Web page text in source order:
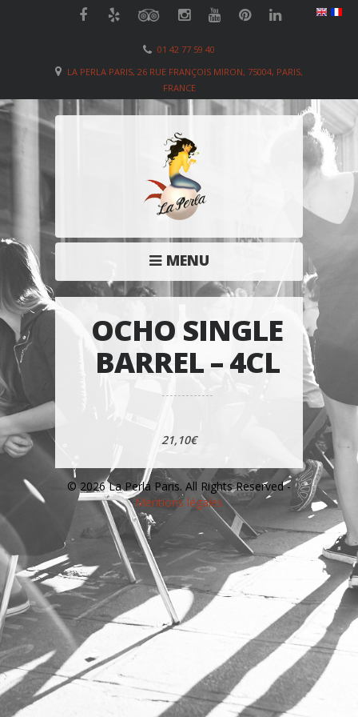
01 42 77 59 40
LA PERLA PARIS, 26 RUE FRANÇOIS MIRON, 75004, PARIS,
FRANCE
MENU
OCHO SINGLE
BARREL – 4CL
21,10€
© 2026 La Perla Paris. All Rights Reserved -
Mentions légales